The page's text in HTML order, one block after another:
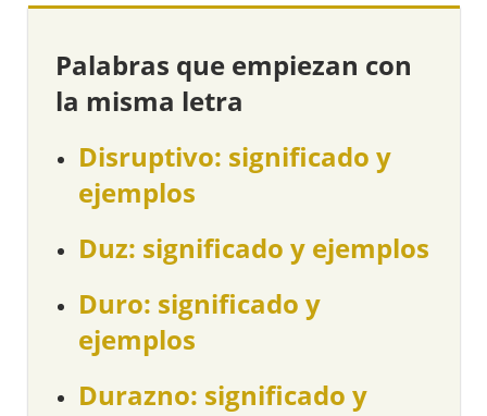
Palabras que empiezan con
la misma letra
Disruptivo: significado y
ejemplos
Duz: significado y ejemplos
Duro: significado y
ejemplos
Durazno: significado y